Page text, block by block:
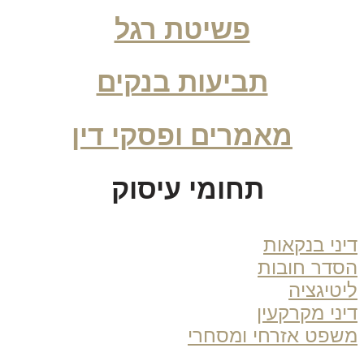
פשיטת רגל
תביעות בנקים
מאמרים ופסקי דין
תחומי עיסוק
בנקאות
חובות
מקרקעין
אזרחי ומסחרי